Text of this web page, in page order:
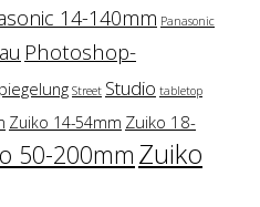
14-140mm Panasonic
Photoshop-
Street Studio tabletop
Zuiko 14-54mm Zuiko 18-
50-200mm Zuiko